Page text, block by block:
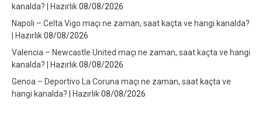
kanalda? | Hazırlık08/08/2026
Napoli – Celta Vigo maçı ne zaman, saat kaçta ve hangi kanalda?
| Hazırlık08/08/2026
Valencia – Newcastle United maçı ne zaman, saat kaçta ve hangi
kanalda? | Hazırlık08/08/2026
Genoa – Deportivo La Coruna maçı ne zaman, saat kaçta ve
hangi kanalda? | Hazırlık08/08/2026